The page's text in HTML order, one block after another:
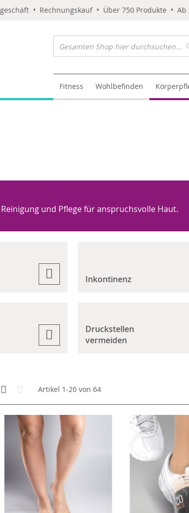
• Rechnungskauf • Über 750 Produkte • Ab
Fitness Wohlbefinden
und Pflege für anspruchsvolle Haut.
Inkontinenz
Druckstellen
vermeiden
Anzeigen
als
Kachelansicht
Artikel 1-20 von64